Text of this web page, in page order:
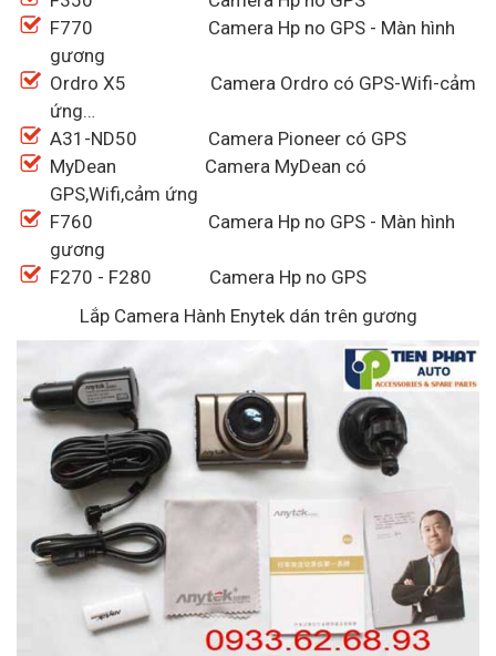
F770 Camera Hp no GPS - Màn hình
gương
Ordro X5 Camera Ordro có GPS-Wifi-cảm
ứng…
A31-ND50 Camera Pioneer có GPS
MyDean Camera MyDean có
GPS,Wifi,cảm ứng
F760 Camera Hp no GPS - Màn hình
gương
F270 - F280 Camera Hp no GPS
Lắp Camera Hành Enytek dán trên gương